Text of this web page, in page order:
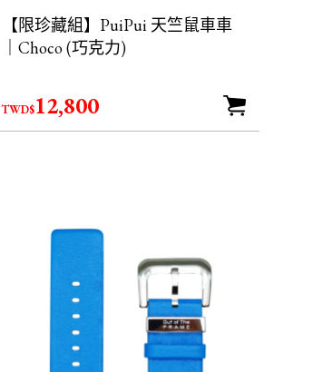
【限珍藏組】PuiPui 天竺鼠車車
｜Choco (巧克力)
TWD$12,800